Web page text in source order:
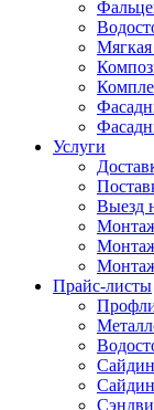
Услуги
Выезд
Прайс-листы